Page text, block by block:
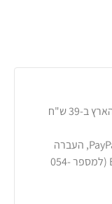
שליח עד הבית לכל רחבי הארץ ב-39 ש"ח
כרטיסי אשראי, PayPal, העברה
בנקאית או באפליקציות Bit / Paybox (למספר 054-